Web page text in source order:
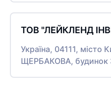
ТОВ "ЛЕЙКЛЕНД
Україна, 04111, місто
ЩЕРБАКОВА, будинок